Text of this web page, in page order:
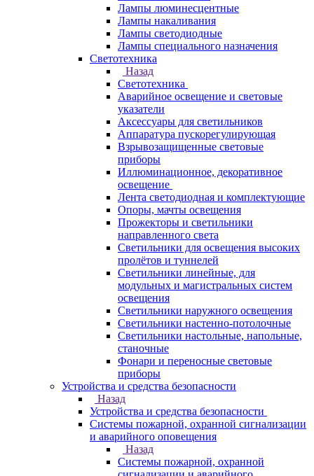
Лампы люминесцентные
Лампы накаливания
Лампы светодиодные
Лампы специального назначения
Светотехника
Назад
Светотехника
Аварийное освещение и световые
указатели
Аксессуары для светильников
Аппаратура пускорегулирующая
Взрывозащищенные световые
приборы
Иллюминационное, декоративное
освещение
Лента светодиодная и комплектующие
Опоры, мачты освещения
Прожекторы и светильники
направленного света
Светильники для освещения высоких
пролётов и туннелей
Светильники линейные, для
модульных и магистральных систем
освещения
Светильники наружного освещения
Светильники настенно-потолочные
Светильники настольные, напольные,
станочные
Фонари и переносные световые
приборы
Устройства и средства безопасности
Назад
Устройства и средства безопасности
Системы пожарной, охранной сигнализации
и аварийного оповещения
Назад
Системы пожарной, охранной